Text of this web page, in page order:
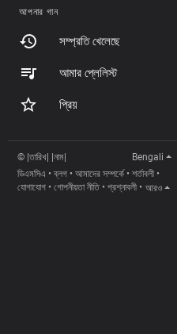
আপনার গান
সম্প্রতি খেলেছে
আমার প্লেলিস্ট
প্রিয়
© |তারিখ| |নাম|
Bengali
ডিএমসিএ •ব্লগ • আমাদের সম্পর্কে • শর্তাবলী •
যোগাযোগ • গোপনীয়তা নীতি • প্রশ্নাবলী • আরও